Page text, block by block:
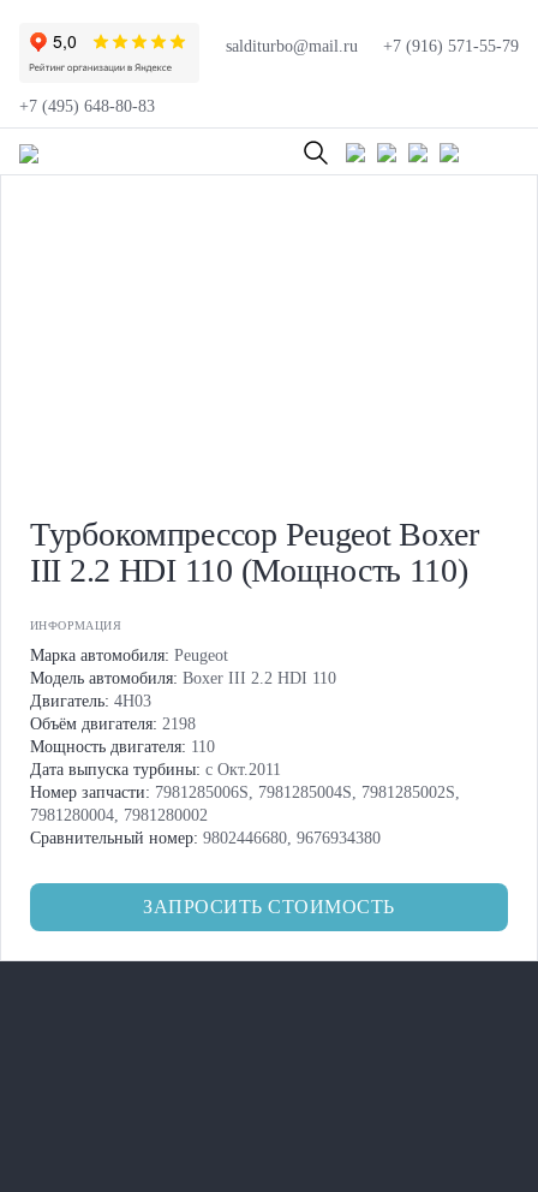
salditurbo@mail.ru +7 (916) 571-55-79
+7 (495) 648-80-83
Турбокомпрессор Peugeot Boxer
III 2.2 HDI 110 (Мощность 110)
ИНФОРМАЦИЯ
Марка автомобиля: Peugeot
Модель автомобиля: Boxer III 2.2 HDI 110
Двигатель: 4H03
Объём двигателя: 2198
Мощность двигателя: 110
Дата выпуска турбины: с Окт.2011
Номер запчасти: 7981285006S, 7981285004S, 7981285002S,
7981280004, 7981280002
Сравнительный номер: 9802446680, 9676934380
ЗАПРОСИТЬ СТОИМОСТЬ